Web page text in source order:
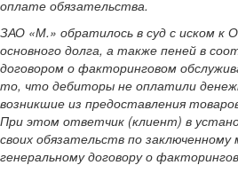
оплате обязательства.
ЗАО «М.» обратилось в суд с иском к
основного долга, а также пеней в
договором о факторинговом
то, что дебиторы не оплатили
возникшие из предоставления
При этом ответчик (клиент) в
своих обязательств по
генеральному договору о